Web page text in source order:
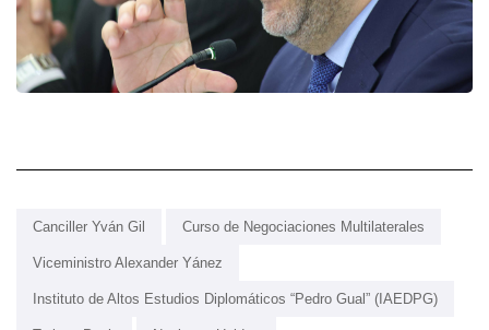
Canciller Yván Gil Curso de Negociaciones Multilaterales
Viceministro Alexander Yánez
Instituto de Altos Estudios Diplomáticos “Pedro Gual” (IAEDPG)